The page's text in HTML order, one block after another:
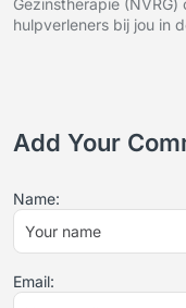
Gezinstherapie
hulpverleners bij jou in
Add Your
Name:
Email: